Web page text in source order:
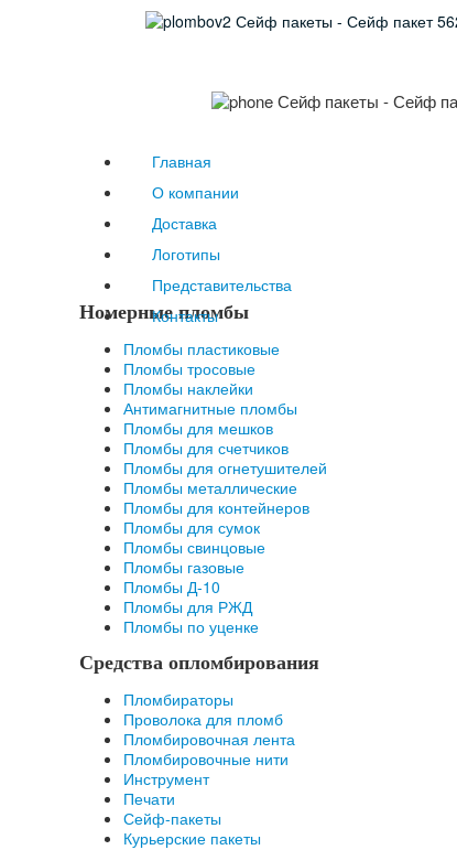
Главная
О компании
Доставка
Логотипы
Представительства
Контакты
Номерные пломбы
Пломбы пластиковые
Пломбы тросовые
Пломбы наклейки
Антимагнитные пломбы
Пломбы для мешков
Пломбы для счетчиков
Пломбы для огнетушителей
Пломбы металлические
Пломбы для контейнеров
Пломбы для сумок
Пломбы свинцовые
Пломбы газовые
Пломбы Д-10
Пломбы для РЖД
Пломбы по уценке
Средства опломбирования
Пломбираторы
Проволока для пломб
Пломбировочная лента
Пломбировочные нити
Инструмент
Печати
Сейф-пакеты
Курьерские пакеты